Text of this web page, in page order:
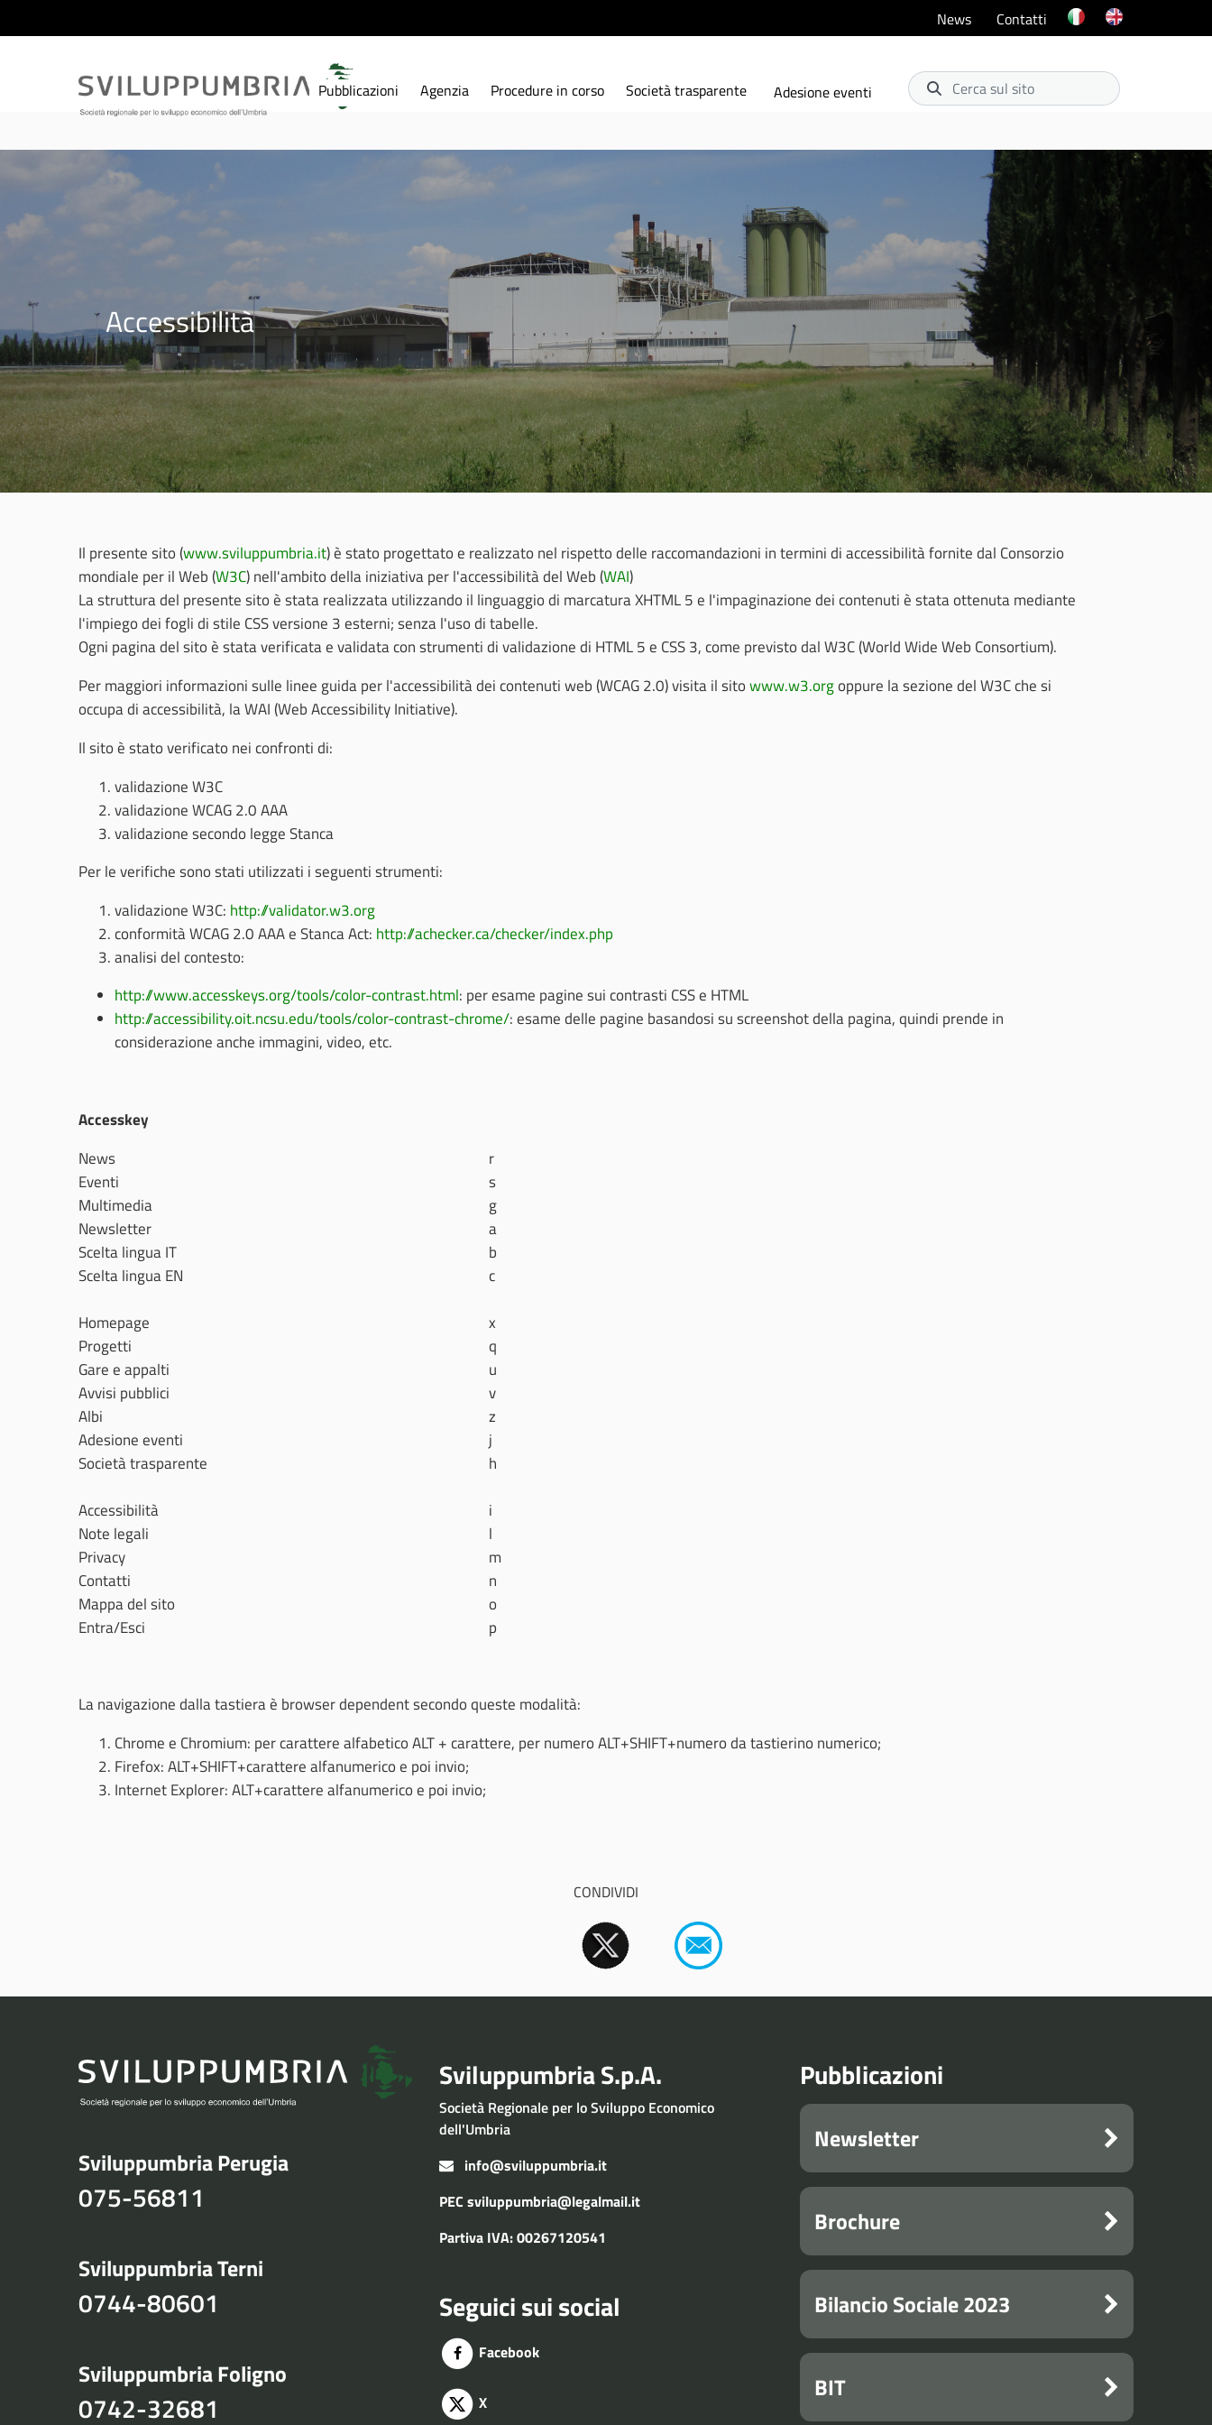
News Contatti
Cerca sul sito
Adesione eventi
Pubblicazioni Agenzia Procedure in corso Società trasparente
Accessibilità
Il presente sito (www.sviluppumbria.it) è stato progettato e realizzato nel rispetto delle raccomandazioni in termini di accessibilità fornite dal Consorzio
mondiale per il Web (W3C) nell'ambito della iniziativa per l'accessibilità del Web (WAI)
La struttura del presente sito è stata realizzata utilizzando il linguaggio di marcatura XHTML 5 e l'impaginazione dei contenuti è stata ottenuta mediante
l'impiego dei fogli di stile CSS versione 3 esterni; senza l'uso di tabelle.
Ogni pagina del sito è stata verificata e validata con strumenti di validazione di HTML 5 e CSS 3, come previsto dal W3C (World Wide Web Consortium).
Per maggiori informazioni sulle linee guida per l'accessibilità dei contenuti web (WCAG 2.0) visita il sitowww.w3.orgoppure la sezione del W3C che si
occupa di accessibilità, la WAI (Web Accessibility Initiative).
Il sito è stato verificato nei confronti di:
validazione W3C
validazione WCAG 2.0 AAA
validazione secondo legge Stanca
Per le verifiche sono stati utilizzati i seguenti strumenti:
validazione W3C: http://validator.w3.org
conformità WCAG 2.0 AAA e Stanca Act: http://achecker.ca/checker/index.php
analisi del contesto:
http://www.accesskeys.org/tools/color-contrast.html: per esame pagine sui contrasti CSS e HTML
http://accessibility.oit.ncsu.edu/tools/color-contrast-chrome/: esame delle pagine basandosi su screenshot della pagina, quindi prende in
considerazione anche immagini, video, etc.
Accesskey
News
r
Eventi
s
Multimedia
g
Newsletter
a
Scelta lingua IT
b
Scelta lingua EN
c
Homepage
x
Progetti
q
Gare e appalti
u
Avvisi pubblici
v
Albi
z
Adesione eventi
j
Società trasparente
h
Accessibilità
i
Note legali
l
Privacy
m
Contatti
n
Mappa del sito
o
Entra/Esci
p
La navigazione dalla tastiera è browser dependent secondo queste modalità:
Chrome e Chromium: per carattere alfabetico ALT + carattere, per numero ALT+SHIFT+numero da tastierino numerico;
Firefox: ALT+SHIFT+carattere alfanumerico e poi invio;
Internet Explorer: ALT+carattere alfanumerico e poi invio;
CONDIVIDI
Sviluppumbria Perugia
075-56811
Sviluppumbria Terni
0744-80601
Sviluppumbria Foligno
0742-32681
Sviluppumbria S.p.A.
Società Regionale per lo Sviluppo Economico
dell'Umbria
info@sviluppumbria.it
PEC sviluppumbria@legalmail.it
Partiva IVA: 00267120541
Seguici sui social
Facebook
X
Pubblicazioni
Newsletter
Brochure
Bilancio Sociale 2023
BIT